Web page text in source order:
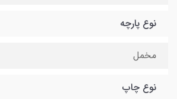
نوع پارچه
مخمل
نوع چاپ